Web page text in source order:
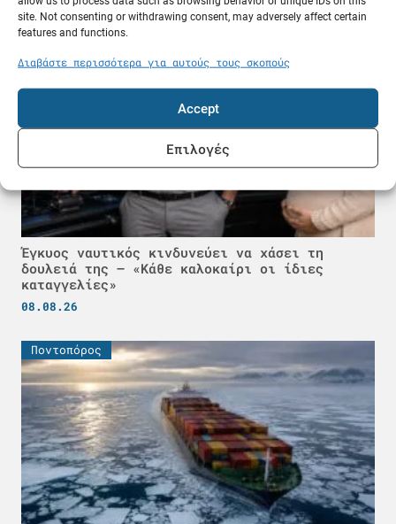
site. Not consenting or withdrawing consent, may adversely affect certain
features and functions.
Διαβάστε περισσότερα για αυτούς τους σκοπούς
Accept
Επιλογές
Ελλάδα
Έγκυος ναυτικός κινδυνεύει να χάσει τη
δουλειά της – «Κάθε καλοκαίρι οι ίδιες
καταγγελίες»
08.08.26
Ποντοπόρος